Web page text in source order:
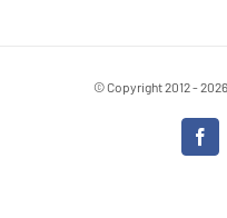
© Copyright 2012 -